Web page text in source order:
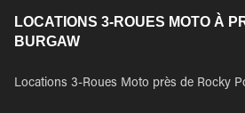
LOCATIONS 3-ROUES MOTO À
BURGAW
Locations 3-Roues Moto près de Rocky